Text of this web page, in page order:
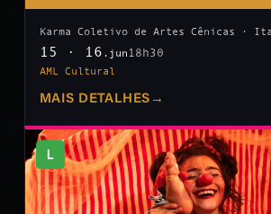
Karma Coletivo de Artes Cênicas ·
15 · 16 .jun 18h30
AML Cultural
MAIS DETALHES →
L